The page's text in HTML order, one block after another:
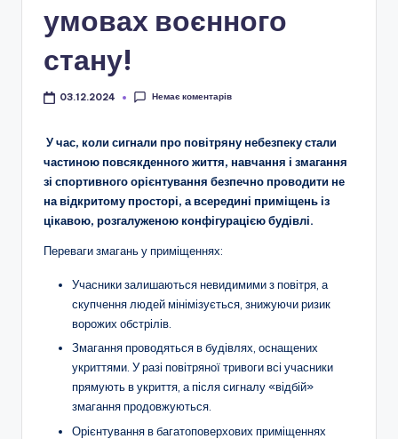
н
-
п
т
р
і
о
т
и
ч
н
о
г
умовах воєнного
стану!
03.12.2024 Немає коментарів
У час, коли сигнали про повітряну небезпеку стали
частиною повсякденного життя, навчання і змагання
зі спортивного орієнтування безпечно проводити не
на відкритому просторі, а всередині приміщень із
цікавою, розгалуженою конфігурацією будівлі.
Переваги змагань у приміщеннях:
Учасники залишаються невидимими з повітря, а
скупчення людей мінімізується, знижуючи ризик
ворожих обстрілів.
Змагання проводяться в будівлях, оснащених
укриттями. У разі повітряної тривоги всі учасники
прямують в укриття, а після сигналу «відбій»
змагання продовжуються.
Орієнтування в багатоповерхових приміщеннях